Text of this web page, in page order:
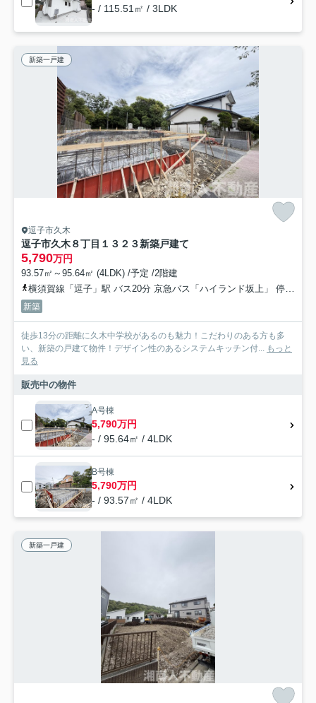
- / 115.51㎡ / 3LDK
新築一戸建
逗子市久木
逗子市久木８丁目１３２３新築戸建て
5,790万円
93.57㎡～95.64㎡ (4LDK) /予定 /2階建
横須賀線「逗子」駅 バス20分 京急バス「ハイランド坂上」 停歩1分
新築
徒歩13分の距離に久木中学校があるのも魅力！こだわりのある方も多
い、新築の戸建て物件！デザイン性のあるシステムキッチン付... もっと
見る
販売中の物件
A号棟
5,790万円
- / 95.64㎡ / 4LDK
B号棟
5,790万円
- / 93.57㎡ / 4LDK
新築一戸建